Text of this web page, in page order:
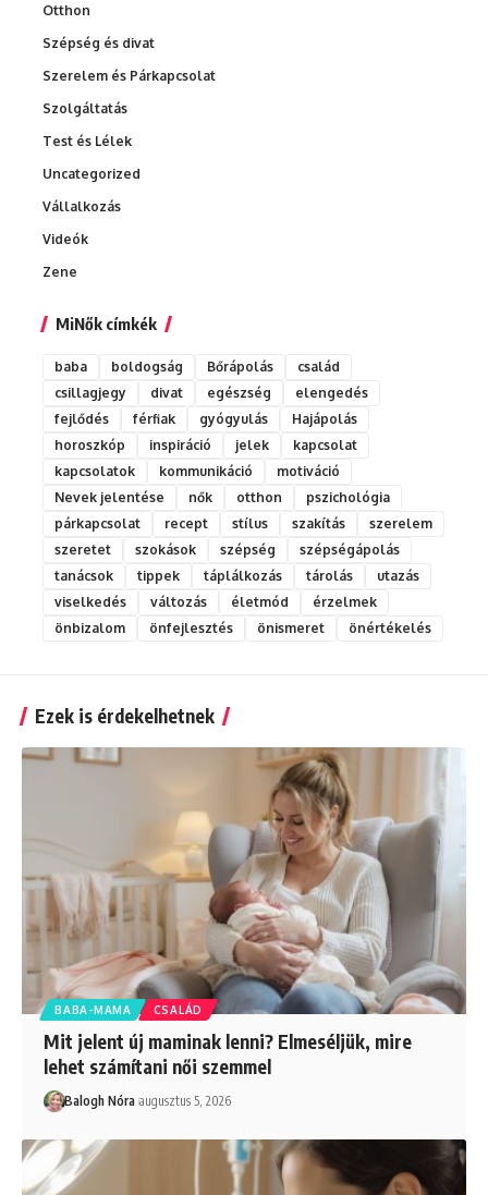
Otthon
Szépség és divat
Szerelem és Párkapcsolat
Szolgáltatás
Test és Lélek
Uncategorized
Vállalkozás
Videók
Zene
MiNők címkék
baba boldogság Bőrápolás
család
csillagjegy
divat egészség
elengedés
fejlődés
férfiak gyógyulás
Hajápolás
horoszkóp
inspiráció jelek
kapcsolat
kapcsolatok
kommunikáció
motiváció
Nevek jelentése
nők otthon
pszichológia
párkapcsolat
recept stílus szakítás
szerelem
szeretet
szokások szépség
szépségápolás
tanácsok
tippek táplálkozás tárolás
utazás
viselkedés
változás életmód
érzelmek
önbizalom
önfejlesztés önismeret önértékelés
Ezek is érdekelhetnek
BABA-MAMA CSALÁD
Mit jelent új maminak lenni? Elmeséljük, mire
lehet számítani női szemmel
Balogh Nóra augusztus 5, 2026